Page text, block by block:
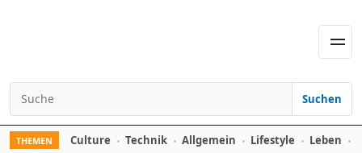
Search for:
Suchen
THEMEN Culture Technik Allgemein Lifestyle Leben